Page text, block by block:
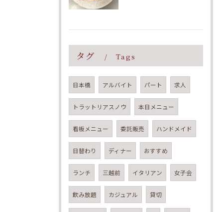
タグ Tags
日本橋 アルバイト パート 求人
トラットリアスノウ 本日メニュー
看板メニュー 委託販売 ハンドメイド
日替わり ディナー おすすめ
ランチ 三越前 イタリアン 女子会
飲み放題 カジュアル 貸切